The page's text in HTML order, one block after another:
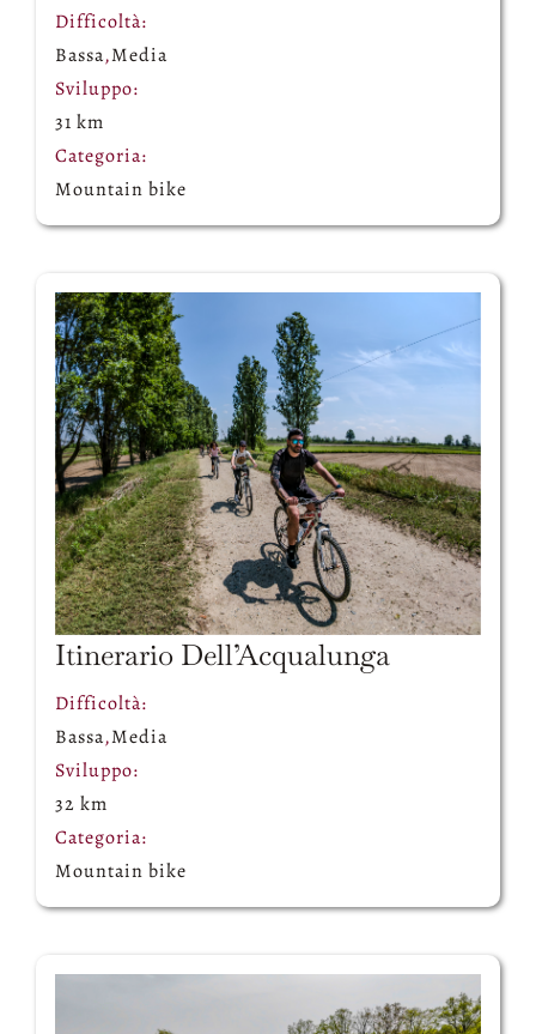
Difficoltà:
Bassa,Media
Sviluppo:
31 km
Categoria:
Mountain bike
Itinerario Dell’Acqualunga
Difficoltà:
Bassa,Media
Sviluppo:
32 km
Categoria:
Mountain bike